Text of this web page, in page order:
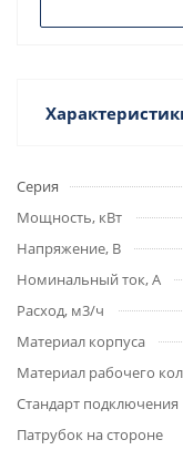
Серия
Мощность, кВт
Напряжение, В
Номинальный ток, А
Расход, м3/ч
Материал корпуса
Материал рабочего
Стандарт подключения
Патрубок на стороне